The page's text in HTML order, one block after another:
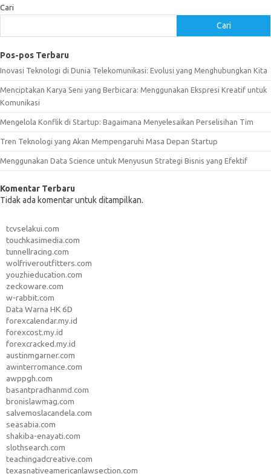
Cari
Cari
Pos-pos Terbaru
Inovasi Teknologi di Dunia Telekomunikasi: Evolusi yang Menghubungkan Kita
Menciptakan Karya Seni yang Berbicara: Menggunakan Ekspresi Kreatif untuk
Komunikasi
Mengelola Konflik di Startup: Bagaimana Menyelesaikan Perselisihan Tim
Tren Teknologi yang Akan Mempengaruhi Masa Depan Startup
Menggunakan Data Science untuk Menyusun Strategi Bisnis yang Efektif
Komentar Terbaru
Tidak ada komentar untuk ditampilkan.
tcvselakui.com
touchkasimedia.com
tunnellracing.com
wolfriveroutfitters.com
youzhieducation.com
zeckoware.com
w-rabbit.com
Data Warna HK 6D
forexcalendar.my.id
forexcost.my.id
forexcracked.my.id
austinmgarner.com
awinterromance.com
awppgh.com
basantpradhanmd.com
bronislawmag.com
salvemoslacandela.com
seasabia.com
shakiba-enayati.com
slothsearch.com
teachingadcreative.com
texasnativeamericanlawsection.com